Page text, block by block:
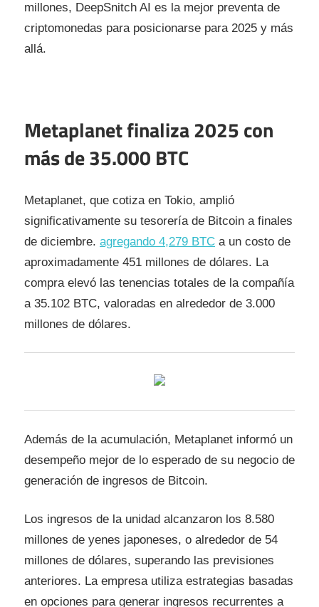
millones, DeepSnitch AI es la mejor preventa de
criptomonedas para posicionarse para 2025 y más
allá.
Metaplanet finaliza 2025 con
más de 35.000 BTC
Metaplanet, que cotiza en Tokio, amplió
significativamente su tesorería de Bitcoin a finales
de diciembre. agregando 4,279 BTC a un costo de
aproximadamente 451 millones de dólares. La
compra elevó las tenencias totales de la compañía
a 35.102 BTC, valoradas en alrededor de 3.000
millones de dólares.
Además de la acumulación, Metaplanet informó un
desempeño mejor de lo esperado de su negocio de
generación de ingresos de Bitcoin.
Los ingresos de la unidad alcanzaron los 8.580
millones de yenes japoneses, o alrededor de 54
millones de dólares, superando las previsiones
anteriores. La empresa utiliza estrategias basadas
en opciones para generar ingresos recurrentes a